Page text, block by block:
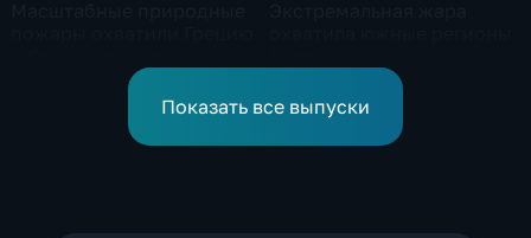
европейской засухи
Показать все выпуски